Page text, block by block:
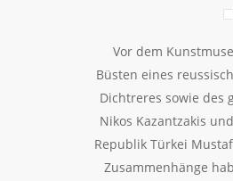
Vor dem
Büsten eines
Dichtreres sowie des
Nikos Kazantzakis
Republik Türkei
Zusammenhänge